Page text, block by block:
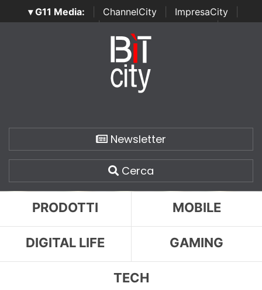
▾ G11 Media: ChannelCity ImpresaCity
SecurityOpenLab | Italian Channel Awards | Italian
Italian Security Awards
Newsletter
Cerca
PRODOTTI MOBILE
DIGITAL LIFE GAMING
TECH